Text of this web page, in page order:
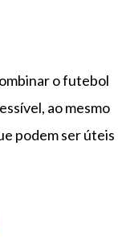
o futebol
ao mesmo
podem ser úteis